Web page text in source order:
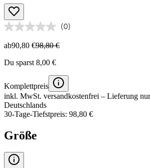
(0)
ab90,80 €98,80 €
Du sparst 8,00 €
Komplettpreis
inkl. MwSt. versandkostenfrei – Lieferung
Deutschlands
30-Tage-Tiefstpreis: 98,80 €
Größe